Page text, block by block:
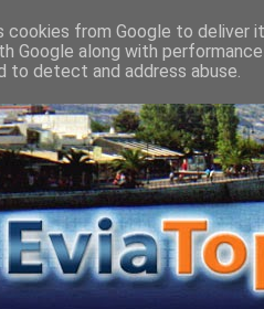
cookies from Google to deliver
Google along with
to detect and address abuse.